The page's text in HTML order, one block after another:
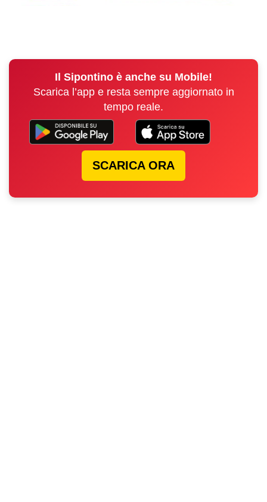
Il Sipontino è anche su Mobile!
Scarica l’app e resta sempre aggiornato in
tempo reale.
SCARICA ORA